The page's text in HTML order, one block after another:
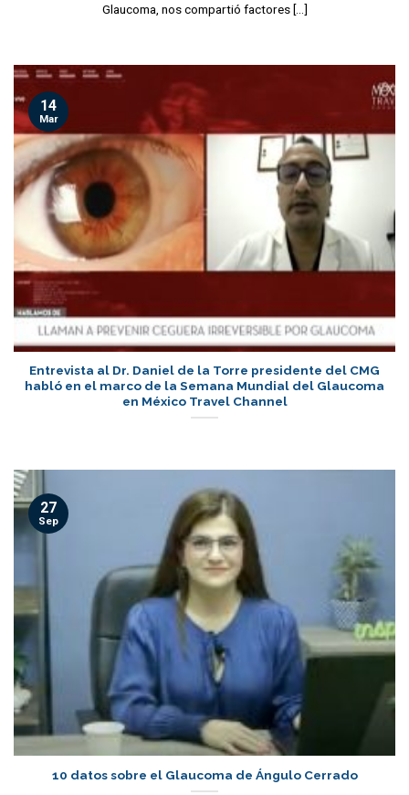
Glaucoma, nos compartió factores [...]
Entrevista al Dr. Daniel de la Torre presidente del CMG
habló en el marco de la Semana Mundial del Glaucoma
en México Travel Channel
14
Mar
10 datos sobre el Glaucoma de Ángulo Cerrado
27
Sep